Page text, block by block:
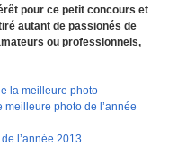
pour ce petit concours et
autant de passionés de
ou professionnels,
la meilleure photo
meilleure photo de l’année
l’année 2013